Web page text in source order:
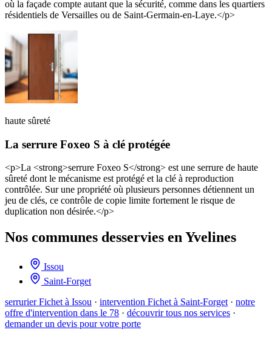
où la façade compte autant que la sécurité, comme dans les quartiers
résidentiels de Versailles ou de Saint-Germain-en-Laye.</p>
haute sûreté
La serrure Foxeo S à clé protégée
<p>La <strong>serrure Foxeo S</strong> est une serrure de haute
sûreté dont le mécanisme est protégé et la clé à reproduction
contrôlée. Sur une propriété où plusieurs personnes détiennent un
jeu de clés, ce contrôle de copie limite fortement le risque de
duplication non désirée.</p>
Nos communes desservies en Yvelines
Issou
Saint-Forget
serrurier Fichet à Issou · intervention Fichet à Saint-Forget · notre
offre d'intervention dans le 78 · découvrir tous nos services ·
demander un devis pour votre porte